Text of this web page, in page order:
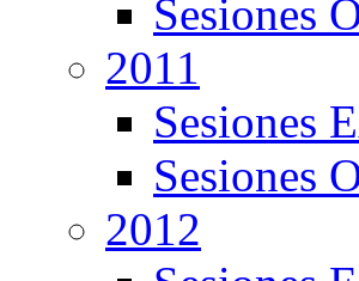
Sesiones
2011
Sesiones
Sesiones
2012